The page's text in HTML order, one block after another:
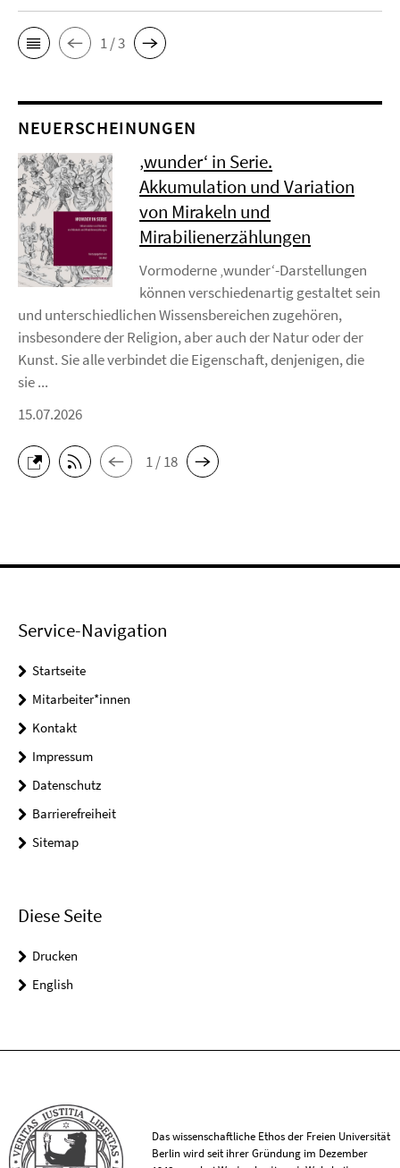
1 / 3
NEUERSCHEINUNGEN
‚wunder‘ in Serie.
Akkumulation und Variation
von Mirakeln und
Mirabilienerzählungen
Vormoderne ‚wunder‘-Darstellungen
können verschiedenartig gestaltet sein
und unterschiedlichen Wissensbereichen zugehören,
insbesondere der Religion, aber auch der Natur oder der
Kunst. Sie alle verbindet die Eigenschaft, denjenigen, die
sie ...
15.07.2026
1 / 18
Service-Navigation
Startseite
Mitarbeiter*innen
Kontakt
Impressum
Datenschutz
Barrierefreiheit
Sitemap
Diese Seite
Drucken
English
Das wissenschaftliche Ethos der Freien Universität
Berlin wird seit ihrer Gründung im Dezember